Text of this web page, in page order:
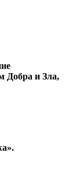
Добра и Зла,